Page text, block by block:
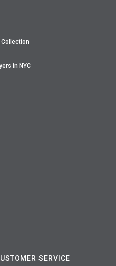
Collection
in NYC
SERVICE